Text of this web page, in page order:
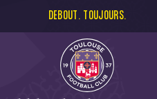
DEBOUT. TOUJOURS.